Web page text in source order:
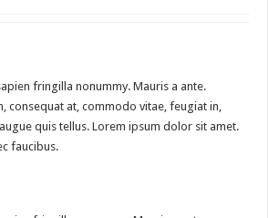
fringilla nonummy. Mauris a ante.
consequat at, commodo vitae, feugiat in,
quis tellus. Lorem ipsum dolor sit amet.
faucibus.